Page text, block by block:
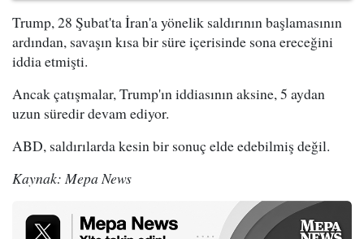
Trump, 28 Şubat'ta İran'a yönelik saldırının başlamasının
ardından, savaşın kısa bir süre içerisinde sona ereceğini
iddia etmişti.
Ancak çatışmalar, Trump'ın iddiasının aksine, 5 aydan
uzun süredir devam ediyor.
ABD, saldırılarda kesin bir sonuç elde edebilmiş değil.
Kaynak: Mepa News